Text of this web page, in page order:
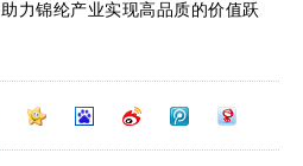
力锦纶产业实现高品质的价值跃